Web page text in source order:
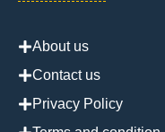
About us
Contact us
Privacy Policy